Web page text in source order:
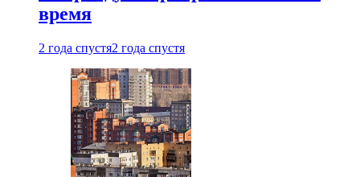
время
2 года спустя2 года спустя